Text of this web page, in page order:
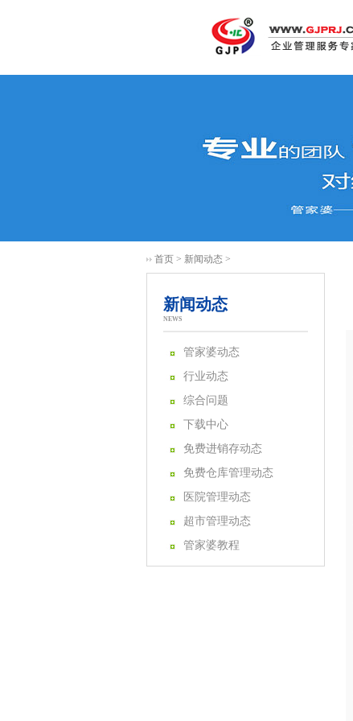
首页 > 新闻动态 >
新闻动态
NEWS
管家婆动态
行业动态
综合问题
下载中心
免费进销存动态
免费仓库管理动态
医院管理动态
超市管理动态
管家婆教程